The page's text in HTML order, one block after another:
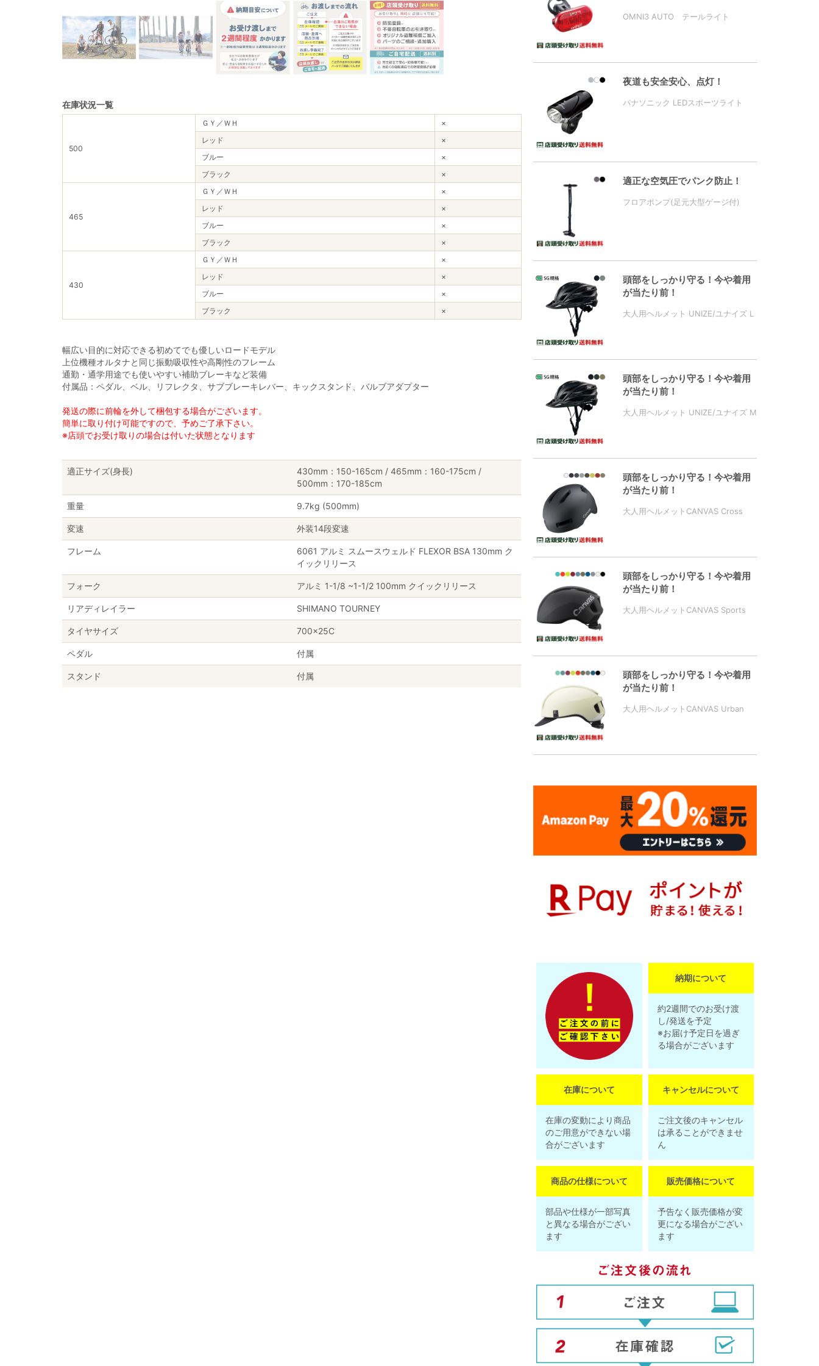
在庫状況一覧
500
ＧＹ／ＷＨ
×
レッド
×
ブルー
×
ブラック
×
465
ＧＹ／ＷＨ
×
レッド
×
ブルー
×
ブラック
×
430
ＧＹ／ＷＨ
×
レッド
×
ブルー
×
ブラック
×
幅広い目的に対応できる初めてでも優しいロードモデル
上位機種オルタナと同じ振動吸収性や高剛性のフレーム
通勤・通学用途でも使いやすい補助ブレーキなど装備
付属品：ペダル、ベル、リフレクタ、サブブレーキレバー、キックスタンド、バルブアダプター
発送の際に前輪を外して梱包する場合がございます。
簡単に取り付け可能ですので、予めご了承下さい。
※店頭でお受け取りの場合は付いた状態となります
適正サイズ(身長)
430mm：150-165cm / 465mm：160-175cm /
500mm：170-185cm
重量 9.7kg (500mm)
変速 外装14段変速
フレーム
6061 アルミ スムースウェルド FLEXOR BSA 130mm ク
イックリリース
フォーク アルミ 1-1/8 ~1-1/2 100mm クイックリリース
リアディレイラー SHIMANO TOURNEY
タイヤサイズ 700×25C
ペダル 付属
スタンド 付属
OMNI3 AUTO テールライト
夜道も安全安心、点灯！
パナソニック LEDスポーツライト
適正な空気圧でパンク防止！
フロアポンプ(足元大型ゲージ付)
頭部をしっかり守る！今や着用
が当たり前！
大人用ヘルメット UNIZE/ユナイズ L
頭部をしっかり守る！今や着用
が当たり前！
大人用ヘルメット UNIZE/ユナイズ M
頭部をしっかり守る！今や着用
が当たり前！
大人用ヘルメットCANVAS Cross
頭部をしっかり守る！今や着用
が当たり前！
大人用ヘルメットCANVAS Sports
頭部をしっかり守る！今や着用
が当たり前！
大人用ヘルメットCANVAS Urban
納期について
約2週間でのお受け渡
し/発送を予定
※お届け予定日を過ぎ
る場合がございます
在庫について
在庫の変動により商品
のご用意ができない場
合がございます
キャンセルについて
ご注文後のキャンセル
は承ることができませ
ん
商品の仕様について
部品や仕様が一部写真
と異なる場合がござい
ます
販売価格について
予告なく販売価格が変
更になる場合がござい
ます